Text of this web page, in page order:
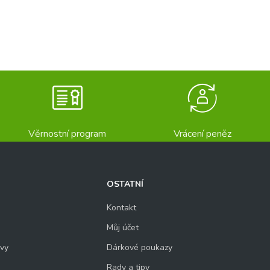
Věrnostní program Vrácení peněz
OSTATNÍ
Kontakt
Můj účet
Dárkové poukazy
Rady a tipy